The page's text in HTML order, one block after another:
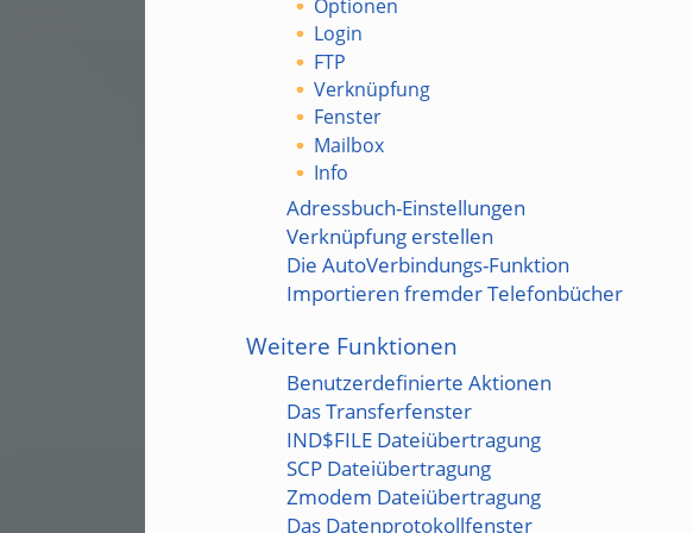
Optionen
Login
FTP
Verknüpfung
Fenster
Mailbox
Info
Adressbuch-Einstellungen
Verknüpfung erstellen
Die AutoVerbindungs-Funktion
Importieren fremder Telefonbücher
Weitere Funktionen
Benutzerdefinierte Aktionen
Das Transferfenster
IND$FILE Dateiübertragung
SCP Dateiübertragung
Zmodem Dateiübertragung
Das Datenprotokollfenster